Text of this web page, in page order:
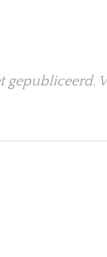
gepubliceerd.